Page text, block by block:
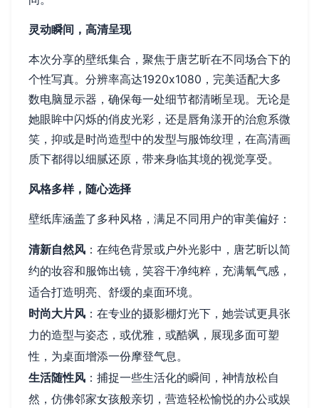
灵动瞬间，高清呈现
本次分享的壁纸集合，聚焦于唐艺昕在不同场合下的
个性写真。分辨率高达1920x1080，完美适配大多
数电脑显示器，确保每一处细节都清晰呈现。无论是
她眼眸中闪烁的俏皮光彩，还是唇角漾开的治愈系微
笑，抑或是时尚造型中的发型与服饰纹理，在高清画
质下都得以细腻还原，带来身临其境的视觉享受。
风格多样，随心选择
壁纸库涵盖了多种风格，满足不同用户的审美偏好：
清新自然风 ：在纯色背景或户外光影中，唐艺昕以简
约的妆容和服饰出镜，笑容干净纯粹，充满氧气感，
适合打造明亮、舒缓的桌面环境。
时尚大片风 ：在专业的摄影棚灯光下，她尝试更具张
力的造型与姿态，或优雅，或酷飒，展现多面可塑
性，为桌面增添一份摩登气息。
生活随性风 ：捕捉一些生活化的瞬间，神情放松自
然，仿佛邻家女孩般亲切，营造轻松愉悦的办公或娱